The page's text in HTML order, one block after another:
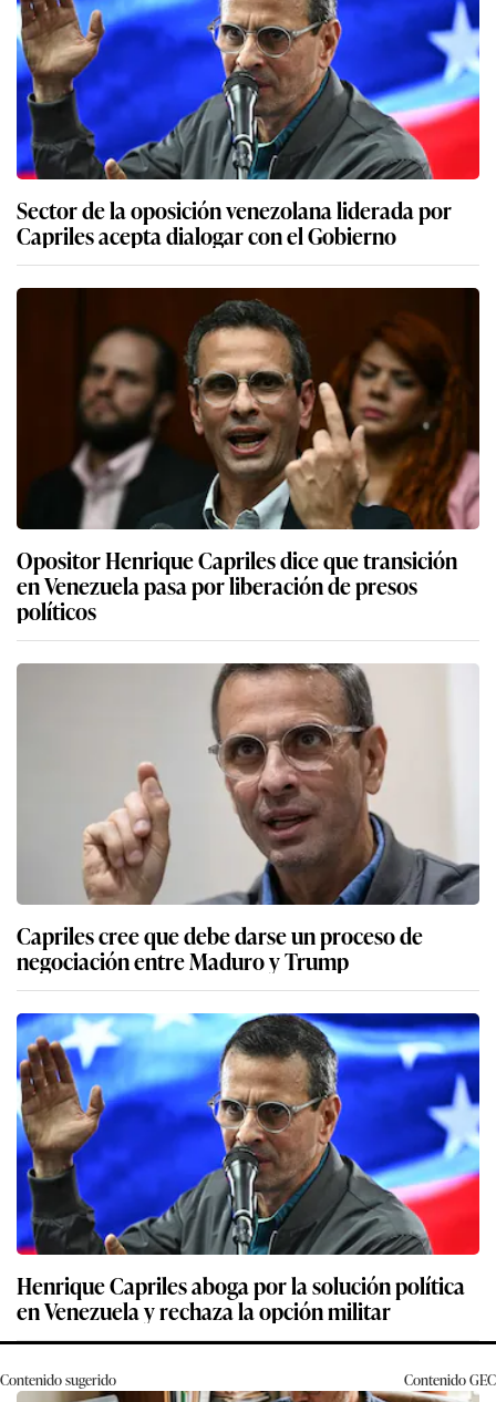
Sector de la oposición venezolana liderada por
Capriles acepta dialogar con el Gobierno
Opositor Henrique Capriles dice que transición
en Venezuela pasa por liberación de presos
políticos
Capriles cree que debe darse un proceso de
negociación entre Maduro y Trump
Henrique Capriles aboga por la solución política
en Venezuela y rechaza la opción militar
Contenido sugerido ContenidoGEC